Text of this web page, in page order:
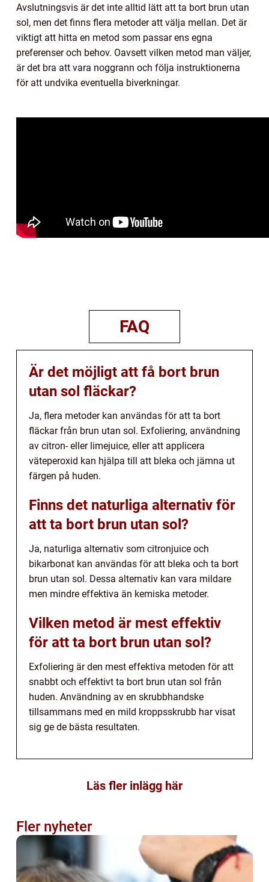
Avslutningsvis är det inte alltid lätt att ta bort brun utan
sol, men det finns flera metoder att välja mellan. Det är
viktigt att hitta en metod som passar ens egna
preferenser och behov. Oavsett vilken metod man väljer,
är det bra att vara noggrann och följa instruktionerna
för att undvika eventuella biverkningar.
FAQ
Är det möjligt att få bort brun
utan sol fläckar?
Ja, flera metoder kan användas för att ta bort
fläckar från brun utan sol. Exfoliering, användning
av citron- eller limejuice, eller att applicera
väteperoxid kan hjälpa till att bleka och jämna ut
färgen på huden.
Finns det naturliga alternativ för
att ta bort brun utan sol?
Ja, naturliga alternativ som citronjuice och
bikarbonat kan användas för att bleka och ta bort
brun utan sol. Dessa alternativ kan vara mildare
men mindre effektiva än kemiska metoder.
Vilken metod är mest effektiv
för att ta bort brun utan sol?
Exfoliering är den mest effektiva metoden för att
snabbt och effektivt ta bort brun utan sol från
huden. Användning av en skrubbhandske
tillsammans med en mild kroppsskrubb har visat
sig ge de bästa resultaten.
Läs fler inlägg här
Fler nyheter